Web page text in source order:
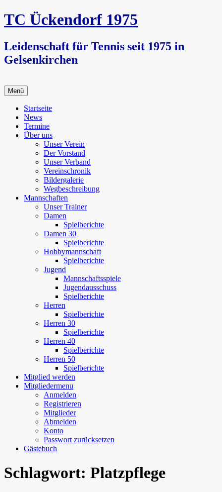
Zum
Inhalt
TC Ückendorf 1975
Leidenschaft für Tennis seit 1975 in
Gelsenkirchen
Menü
Startseite
News
Termine
Über uns
Unser Verein
Der Vorstand
Unser Verband
Vereinschronik
Bildergalerie
Wegbeschreibung
Mannschaften
Unser Trainer
Damen
Spielberichte
Damen 30
Spielberichte
Hobbymannschaft
Spielberichte
Jugend
Mannschaftsspiele
Jugendausschuss
Spielberichte
Herren
Spielberichte
Herren 30
Spielberichte
Herren 40
Spielberichte
Herren 50
Spielberichte
Mitglied werden
Mitgliedermenu
Anmelden
Registrieren
Mitglieder
Abmelden
Konto
Passwort zurücksetzen
Gästebuch
Schlagwort: Platzpflege